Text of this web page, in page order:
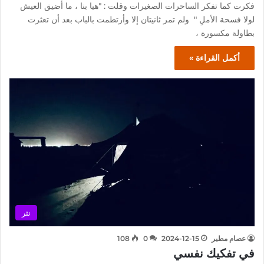
فكرت كما تفكر الساحرات الصغيرات وقلت : "هيا بنا ، ما أضيق العيش
لولا فسحة الأملِ " ولم تمر ثانيتان إلا وأرتطمت بالباب بعد أن تعثرت
بطاولة مكسورة ،
أكمل القراءة »
نثر
عصام مطير 2024-12-15
0
108
في تفكيك نفسي